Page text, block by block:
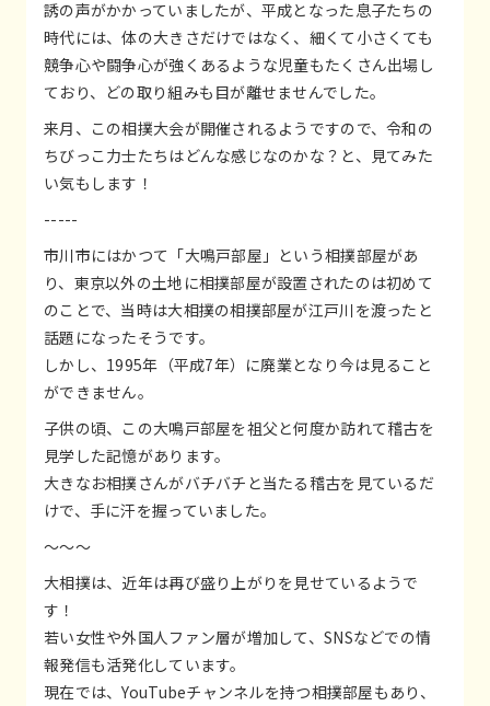
誘の声がかかっていましたが、平成となった息子たちの
時代には、体の大きさだけではなく、細くて小さくても
競争心や闘争心が強くあるような児童もたくさん出場し
ており、どの取り組みも目が離せませんでした。
来月、この相撲大会が開催されるようですので、令和の
ちびっこ力士たちはどんな感じなのかな？と、見てみた
い気もします！
-----
市川市にはかつて「大鳴戸部屋」という相撲部屋があ
り、東京以外の土地に相撲部屋が設置されたのは初めて
のことで、当時は大相撲の相撲部屋が江戸川を渡ったと
話題になったそうです。
しかし、1995年（平成7年）に廃業となり今は見ること
ができません。
子供の頃、この大鳴戸部屋を祖父と何度か訪れて稽古を
見学した記憶があります。
大きなお相撲さんがバチバチと当たる稽古を見ているだ
けで、手に汗を握っていました。
〜〜〜
大相撲は、近年は再び盛り上がりを見せているようで
す！
若い女性や外国人ファン層が増加して、SNSなどでの情
報発信も活発化しています。
現在では、YouTubeチャンネルを持つ相撲部屋もあり、